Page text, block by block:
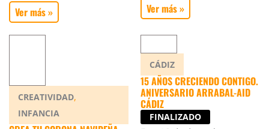
Ver más » Ver más »
CREATIVIDAD,
INFANCIA
CÁDIZ
15 AÑOS CRECIENDO CONTIGO.
ANIVERSARIO ARRABAL-AID
CÁDIZ
FINALIZADO